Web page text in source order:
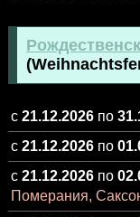
с 21.12.2026по
с 21.12.2026по
с 21.12.2026по
Померания,